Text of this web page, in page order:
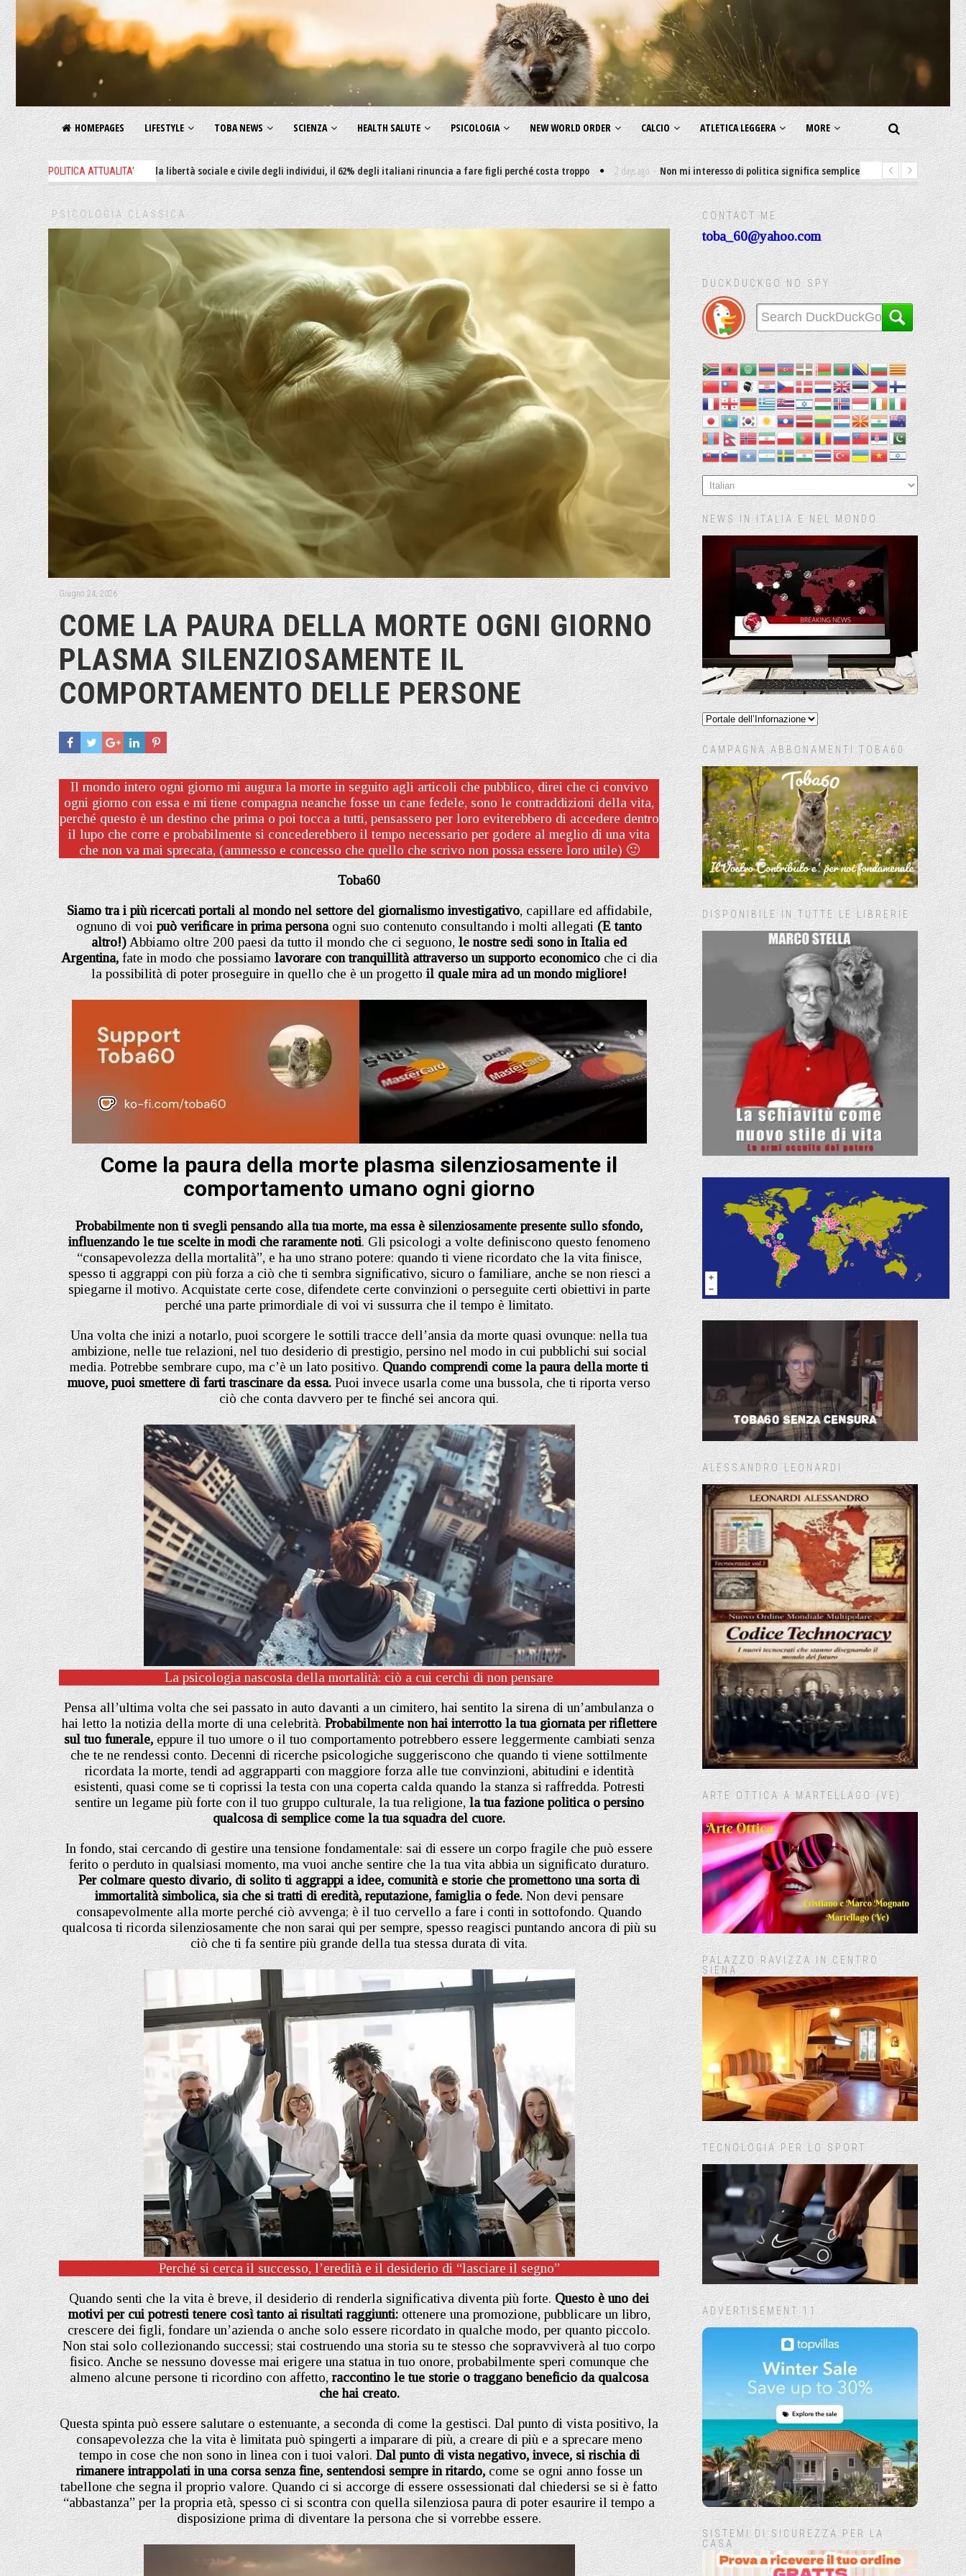
HOMEPAGES LIFESTYLE TOBA NEWS SCIENZA HEALTH SALUTE PSICOLOGIA NEW WORLD ORDER CALCIO ATLETICA LEGGERA MORE
POLITICA ATTUALITA'
e decreti restrittivi della libertà sociale e civile degli individui, il 62% degli italiani rinuncia a fare figli perché costa troppo 2 days ago - Non mi interesso di politica significa semplicemente Sostengo lo status quo
PSICOLOGIA CLASSICA
Giugno 24, 2026
COME LA PAURA DELLA MORTE OGNI GIORNO
PLASMA SILENZIOSAMENTE IL
COMPORTAMENTO DELLE PERSONE
Il mondo intero ogni giorno mi augura la morte in seguito agli articoli che pubblico, direi che ci convivo
ogni giorno con essa e mi tiene compagna neanche fosse un cane fedele, sono le contraddizioni della vita,
perché questo è un destino che prima o poi tocca a tutti, pensassero per loro eviterebbero di accedere dentro
il lupo che corre e probabilmente si concederebbero il tempo necessario per godere al meglio di una vita
che non va mai sprecata, (ammesso e concesso che quello che scrivo non possa essere loro utile) 🙂
Toba60
Siamo tra i più ricercati portali al mondo nel settore del giornalismo investigativo, capillare ed affidabile,
ognuno di voipuò verificare in prima personaogni suo contenuto consultando i molti allegati (E tanto
altro!)Abbiamo oltre 200 paesi da tutto il mondo che ci seguono,le nostre sedi sono in Italia ed
Argentina,fate in modo che possiamo lavorare con tranquillità attraverso un supporto economicoche ci dia
la possibilità di poter proseguire in quello che è un progettoil quale mira ad un mondo migliore!
Come la paura della morte plasma silenziosamente il
comportamento umano ogni giorno
Probabilmente non ti svegli pensando alla tua morte, ma essa è silenziosamente presente sullo sfondo,
influenzando le tue scelte in modi che raramente noti. Gli psicologi a volte definiscono questo fenomeno
“consapevolezza della mortalità”, e ha uno strano potere: quando ti viene ricordato che la vita finisce,
spesso ti aggrappi con più forza a ciò che ti sembra significativo, sicuro o familiare, anche se non riesci a
spiegarne il motivo. Acquistate certe cose, difendete certe convinzioni o perseguite certi obiettivi in parte
perché una parte primordiale di voi vi sussurra che il tempo è limitato.
Una volta che inizi a notarlo, puoi scorgere le sottili tracce dell’ansia da morte quasi ovunque: nella tua
ambizione, nelle tue relazioni, nel tuo desiderio di prestigio, persino nel modo in cui pubblichi sui social
media. Potrebbe sembrare cupo, ma c’è un lato positivo.Quando comprendi come la paura della morte ti
muove, puoi smettere di farti trascinare da essa.Puoi invece usarla come una bussola, che ti riporta verso
ciò che conta davvero per te finché sei ancora qui.
La psicologia nascosta della mortalità: ciò a cui cerchi di non pensare
Pensa all’ultima volta che sei passato in auto davanti a un cimitero, hai sentito la sirena di un’ambulanza o
hai letto la notizia della morte di una celebrità.Probabilmente non hai interrotto la tua giornata per riflettere
sul tuo funerale,eppure il tuo umore o il tuo comportamento potrebbero essere leggermente cambiati senza
che te ne rendessi conto. Decenni di ricerche psicologiche suggeriscono che quando ti viene sottilmente
ricordata la morte, tendi ad aggrapparti con maggiore forza alle tue convinzioni, abitudini e identità
esistenti, quasi come se ti coprissi la testa con una coperta calda quando la stanza si raffredda. Potresti
sentire un legame più forte con il tuo gruppo culturale, la tua religione,la tua fazione politica o persino
qualcosa di semplice come la tua squadra del cuore.
In fondo, stai cercando di gestire una tensione fondamentale: sai di essere un corpo fragile che può essere
ferito o perduto in qualsiasi momento, ma vuoi anche sentire che la tua vita abbia un significato duraturo.
Per colmare questo divario, di solito ti aggrappi a idee, comunità e storie che promettono una sorta di
immortalità simbolica, sia che si tratti di eredità, reputazione, famiglia o fede.Non devi pensare
consapevolmente alla morte perché ciò avvenga; è il tuo cervello a fare i conti in sottofondo. Quando
qualcosa ti ricorda silenziosamente che non sarai qui per sempre, spesso reagisci puntando ancora di più su
ciò che ti fa sentire più grande della tua stessa durata di vita.
Perché si cerca il successo, l’eredità e il desiderio di “lasciare il segno”
Quando senti che la vita è breve, il desiderio di renderla significativa diventa più forte.Questo è uno dei
motivi per cui potresti tenere così tanto ai risultati raggiunti:ottenere una promozione, pubblicare un libro,
crescere dei figli, fondare un’azienda o anche solo essere ricordato in qualche modo, per quanto piccolo.
Non stai solo collezionando successi; stai costruendo una storia su te stesso che sopravviverà al tuo corpo
fisico. Anche se nessuno dovesse mai erigere una statua in tuo onore, probabilmente speri comunque che
almeno alcune persone ti ricordino con affetto,raccontino le tue storie o traggano beneficio da qualcosa
che hai creato.
Questa spinta può essere salutare o estenuante, a seconda di come la gestisci. Dal punto di vista positivo, la
consapevolezza che la vita è limitata può spingerti a imparare di più, a creare di più e a sprecare meno
tempo in cose che non sono in linea con i tuoi valori.Dal punto di vista negativo, invece, si rischia di
rimanere intrappolati in una corsa senza fine, sentendosi sempre in ritardo,come se ogni anno fosse un
tabellone che segna il proprio valore. Quando ci si accorge di essere ossessionati dal chiedersi se si è fatto
“abbastanza” per la propria età, spesso ci si scontra con quella silenziosa paura di poter esaurire il tempo a
disposizione prima di diventare la persona che si vorrebbe essere.
CONTACT ME
toba_60@yahoo.com
DUCKDUCKGO NO SPY
NEWS IN ITALIA E NEL MONDO
CAMPAGNA ABBONAMENTI TOBA60
DISPONIBILE IN TUTTE LE LIBRERIE
ALESSANDRO LEONARDI
ARTE OTTICA A MARTELLAGO (VE)
PALAZZO RAVIZZA IN CENTRO
SIENA
TECNOLOGIA PER LO SPORT
ADVERTISEMENT 11
SISTEMI DI SICUREZZA PER LA
CASA